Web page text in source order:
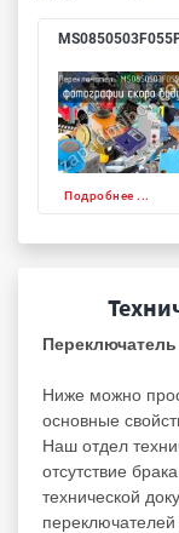
Подробнее ...
Переключатель
Ниже можно
основные
Наш отдел
отсутствие
технической